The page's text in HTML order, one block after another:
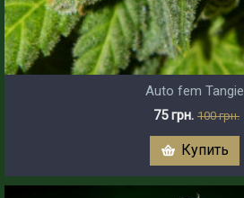
Auto fem Tangie
75 грн. 100 грн.
Купить